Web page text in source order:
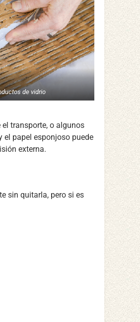
de vidrio
transporte, o algunos
el papel esponjoso puede
externa.
sin quitarla, pero si es